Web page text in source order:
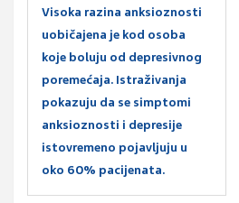
Visoka razina anksioznosti
uobičajena je kod osoba
koje boluju od depresivnog
poremećaja. Istraživanja
pokazuju da se simptomi
anksioznosti i depresije
istovremeno pojavljuju u
oko 60% pacijenata.